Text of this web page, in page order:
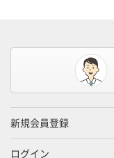
新規会員登録
ログイン